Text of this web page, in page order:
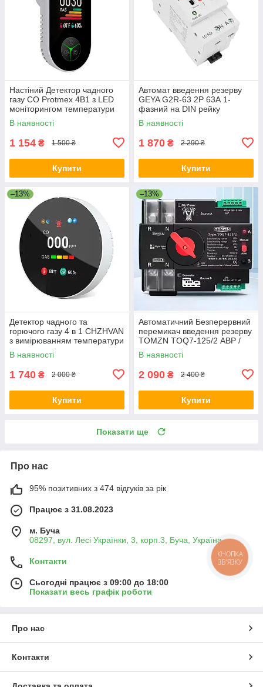
Настіний Детектор чадного
газу CO Protmex 4В1 з LED
моніторингом температури
та вологості
В наявності
1 154 ₴ 1 500 ₴
Купити
Автомат введення резерву
GEYA G2R-63 2P 63А 1-
фазний на DIN рейку
В наявності
1 870 ₴ 2 290 ₴
Купити
–13%
Детектор чадного та
горючого газу 4 в 1 CHZHVAN
з вимірюванням температури
й вологості Комбінований для
безпеки будинку
В наявності
1 740 ₴ 2 000 ₴
Купити
–13%
Автоматичний Безперервний
перемикач введення резерву
TOMZN TOQ7-125/2 АВР /
ATS 230В 125А
В наявності
2 090 ₴ 2 400 ₴
Купити
Показати ще
Про нас
95% позитивних з 474 відгуків за рік
Працює з 31.08.2023
м. Буча
08297, вул. Лесі Українки, 3, корп.3, Буча, Україна
Контакти
Сьогодні працює з 09:00 до 18:00
Показати весь графік роботи
Про нас
Контакти
КНОПКА
ЗВ'ЯЗКУ